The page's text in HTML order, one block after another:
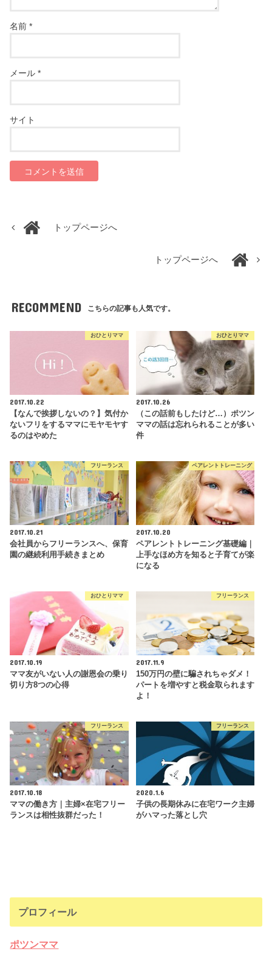
名前*
メール*
サイト
トップページへ
トップページへ
RECOMMEND こちらの記事も人気です。
おひとりママ
2017.10.22
【なんで挨拶しないの？】気付か
ないフリをするママにモヤモヤす
るのはやめた
おひとりママ
2017.10.26
（この話前もしたけど…）ポツン
ママの話は忘れられることが多い
件
フリーランス
2017.10.21
会社員からフリーランスへ、保育
園の継続利用手続きまとめ
ペアレントトレーニング
2017.10.20
ペアレントトレーニング基礎編｜
上手なほめ方を知ると子育てが楽
になる
おひとりママ
2017.10.19
ママ友がいない人の謝恩会の乗り
切り方8つの心得
フリーランス
2017.11.9
150万円の壁に騙されちゃダメ！
パートを増やすと税金取られます
よ！
フリーランス
2017.10.18
ママの働き方｜主婦×在宅フリー
ランスは相性抜群だった！
フリーランス
2020.1.6
子供の長期休みに在宅ワーク主婦
がハマった落とし穴
プロフィール
ポツンママ